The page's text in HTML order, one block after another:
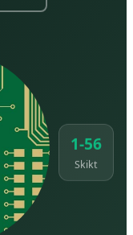
1-56